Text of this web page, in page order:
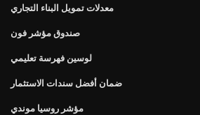
معدلات تمويل البناء التجاري
صندوق مؤشر فون
لوسين فهرسة تعليمي
ضمان أفضل سندات الاستثمار
مؤشر روسيا موندي